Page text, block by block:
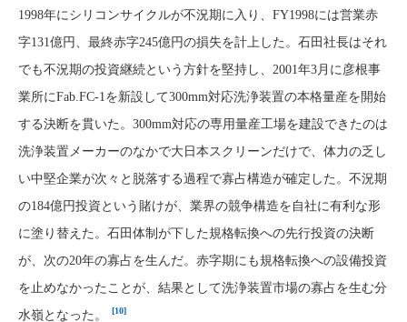
1998年にシリコンサイクルが不況期に入り、FY1998には営業赤
字131億円、最終赤字245億円の損失を計上した。石田社長はそれ
でも不況期の投資継続という方針を堅持し、2001年3月に彦根事
業所にFab.FC-1を新設して300mm対応洗浄装置の本格量産を開始
する決断を貫いた。300mm対応の専用量産工場を建設できたのは
洗浄装置メーカーのなかで大日本スクリーンだけで、体力の乏し
い中堅企業が次々と脱落する過程で寡占構造が確定した。不況期
の184億円投資という賭けが、業界の競争構造を自社に有利な形
に塗り替えた。石田体制が下した規格転換への先行投資の決断
が、次の20年の寡占を生んだ。赤字期にも規格転換への設備投資
を止めなかったことが、結果として洗浄装置市場の寡占を生む分
水嶺となった。
[10]